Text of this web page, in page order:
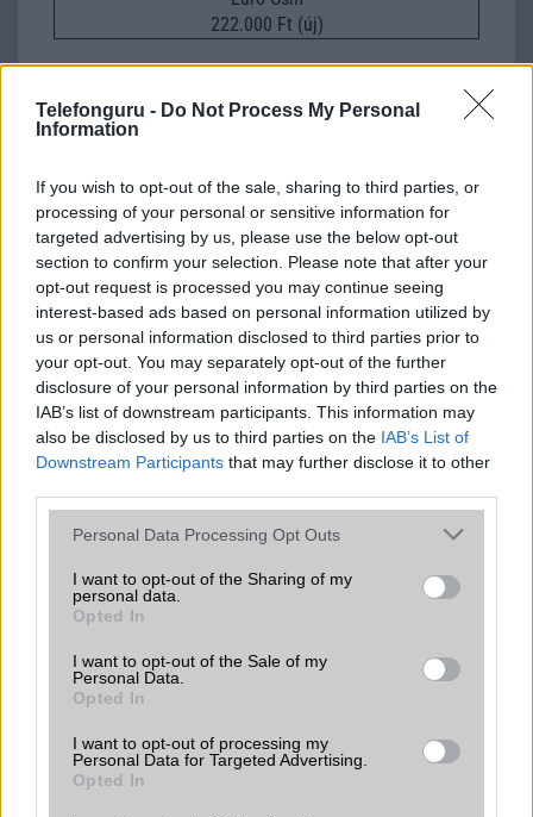
Telefonguru - Do Not Process My Personal
Information
If you wish to opt-out of the sale, sharing to third parties, or
processing of your personal or sensitive information for
targeted advertising by us, please use the below opt-out
section to confirm your selection. Please note that after your
opt-out request is processed you may continue seeing
interest-based ads based on personal information utilized by
us or personal information disclosed to third parties prior to
your opt-out. You may separately opt-out of the further
disclosure of your personal information by third parties on the
IAB’s list of downstream participants. This information may
also be disclosed by us to third parties on the IAB’s List of
Downstream Participants that may further disclose it to other
Please note that this website/app uses one or more Google
not limited to your visit or usage behaviour. You may click to
grant or deny consent to Google and its third-party tags to
use your data for below specified purposes in below Google
consent section.
Personal Data Processing Opt Outs
I want to opt-out of the Sharing of my
personal data.
Opted In
I want to opt-out of the Sale of my
Personal Data.
Opted In
I want to opt-out of processing my
Personal Data for Targeted Advertising.
Opted In
222.000 Ft (új)
Nelly GSM
245.000 Ft (használt)
A te telefonod megkapja a One UI 7
frissítést? Itt a kompatibilis készülékek
listája
Samsung az egyik leggyorsabb gyártó a nagyobb Android-
frissítések terén, és az Android 15-alapú One UI 7 sem
lesz kivétel. A vállalat tervei szerint 2025 első
negyedévének végére befejezi a frissítés kiadását.
Azonban nem minden Samsung telefon kapja meg az új
verziót.
Samsung One UI 9 (Android 17): mely
Galaxy készülékek kaphatják meg az új